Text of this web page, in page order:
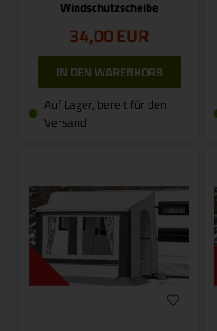
Windschutzscheibe
34,00EUR
Auf Lager, bereit für den
Versand